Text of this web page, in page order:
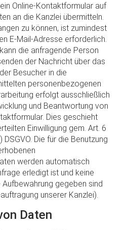
Online-Kontaktformular auf
an die Kanzlei übermitteln.
zu können, ist zumindest
E-Mail-Adresse erforderlich.
die anfragende Person
der Nachricht über das
Besucher in die
personenbezogenen
erfolgt ausschließlich
und Beantwortung von
Dies geschieht
Einwilligung gem. Art. 6
Die für die Benutzung
werden automatisch
erledigt ist und keine
gegeben sind
unserer Kanzlei).
Daten